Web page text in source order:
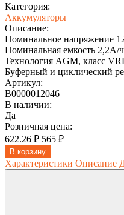
Категория:
Аккумуляторы
Описание:
Номинальное напряжение
Номинальная емкость 2,2A/ч
Технология AGM, класс
Буферный и циклический
Артикул:
В0000012046
В наличии:
Да
Розничная цена:
622.26 ₽ 565 ₽
В корзину
Характеристики Описание